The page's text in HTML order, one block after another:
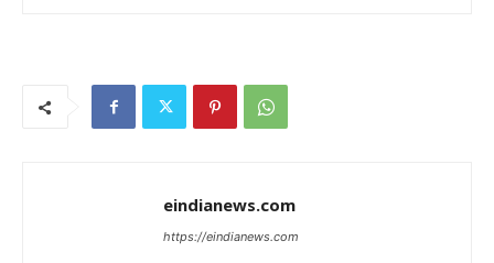
eindianews.com
https://eindianews.com